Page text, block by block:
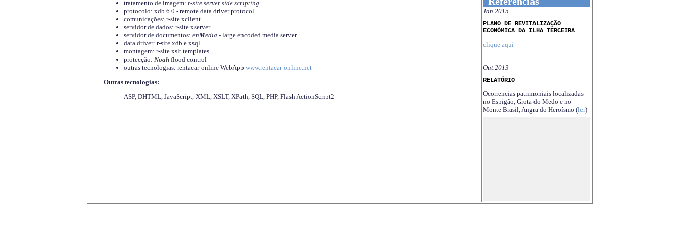
tratamento de imagem: r-site server side scripting
protocolo: xdb 6.0 - remote data driver protocol
comunicações: r-site xclient
servidor de dados: r-site xserver
servidor de documentos: enMedia - large encoded media server
data driver: r-site xdb e xsql
montagem: r-site xslt templates
protecção: Noahflood control
outras tecnologias: rentacar-online WebApp www.rentacar-online.net
Outras tecnologias:
ASP, DHTML, JavaScript, XML, XSLT, XPath, SQL, PHP, Flash ActionScript2
Jan.2015
PLANO DE REVITALIZAÇÃO
ECONÓMICA DA ILHA TERCEIRA
clique aqui
Out.2013
RELATÓRIO
Ocorrencias patrimoniais localizadas
no Espigão, Grota do Medo e no
Monte Brasil, Angra do Heroísmo (ler)